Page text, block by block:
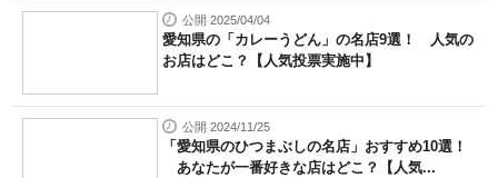
公開 2025/04/04
愛知県の「カレーうどん」の名店9選！ 人気の
お店はどこ？【人気投票実施中】
公開 2024/11/25
「愛知県のひつまぶしの名店」おすすめ10選！
あなたが一番好きな店はどこ？【人気...